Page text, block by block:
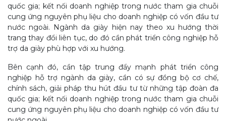
quốc gia; kết nối doanh nghiệp trong nước tham gia chuỗi
cung ứng nguyên phụ liệu cho doanh nghiệp có vốn đầu tư
nước ngoài. Ngành da giày hiện nay theo xu hướng thời
trang thay đổi liên tục, do đó cần phát triển công nghiệp hỗ
trợ da giày phù hợp với xu hướng.
Bên cạnh đó, cần tập trung đẩy mạnh phát triển công
nghiệp hỗ trợ ngành da giày, cần có sự đồng bộ cơ chế,
chính sách, giải pháp thu hút đầu tư từ những tập đoàn đa
quốc gia; kết nối doanh nghiệp trong nước tham gia chuỗi
cung ứng nguyên phụ liệu cho doanh nghiệp có vốn đầu tư